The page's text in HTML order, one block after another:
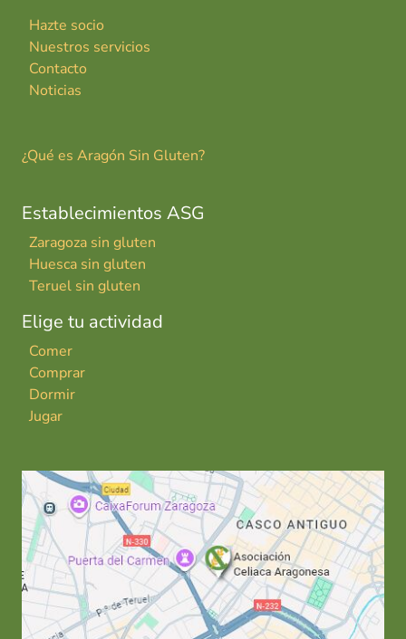
Hazte socio
Nuestros servicios
Contacto
Noticias
¿Qué es Aragón Sin Gluten?
Establecimientos ASG
Zaragoza sin gluten
Huesca sin gluten
Teruel sin gluten
Elige tu actividad
Comer
Comprar
Dormir
Jugar